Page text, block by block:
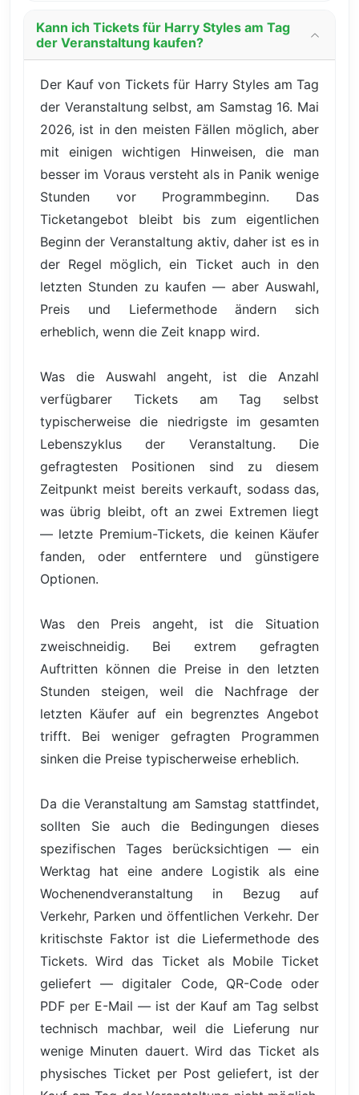
Kann ich Tickets für Harry Styles am Tag
der Veranstaltung kaufen?
Der Kauf von Tickets für Harry Styles am Tag
der Veranstaltung selbst, am Samstag 16. Mai
2026, ist in den meisten Fällen möglich, aber
mit einigen wichtigen Hinweisen, die man
besser im Voraus versteht als in Panik wenige
Stunden vor Programmbeginn. Das
Ticketangebot bleibt bis zum eigentlichen
Beginn der Veranstaltung aktiv, daher ist es in
der Regel möglich, ein Ticket auch in den
letzten Stunden zu kaufen — aber Auswahl,
Preis und Liefermethode ändern sich
erheblich, wenn die Zeit knapp wird.
Was die Auswahl angeht, ist die Anzahl
verfügbarer Tickets am Tag selbst
typischerweise die niedrigste im gesamten
Lebenszyklus der Veranstaltung. Die
gefragtesten Positionen sind zu diesem
Zeitpunkt meist bereits verkauft, sodass das,
was übrig bleibt, oft an zwei Extremen liegt
— letzte Premium-Tickets, die keinen Käufer
fanden, oder entferntere und günstigere
Optionen.
Was den Preis angeht, ist die Situation
zweischneidig. Bei extrem gefragten
Auftritten können die Preise in den letzten
Stunden steigen, weil die Nachfrage der
letzten Käufer auf ein begrenztes Angebot
trifft. Bei weniger gefragten Programmen
sinken die Preise typischerweise erheblich.
Da die Veranstaltung am Samstag stattfindet,
sollten Sie auch die Bedingungen dieses
spezifischen Tages berücksichtigen — ein
Werktag hat eine andere Logistik als eine
Wochenendveranstaltung in Bezug auf
Verkehr, Parken und öffentlichen Verkehr. Der
kritischste Faktor ist die Liefermethode des
Tickets. Wird das Ticket als Mobile Ticket
geliefert — digitaler Code, QR-Code oder
PDF per E-Mail — ist der Kauf am Tag selbst
technisch machbar, weil die Lieferung nur
wenige Minuten dauert. Wird das Ticket als
physisches Ticket per Post geliefert, ist der